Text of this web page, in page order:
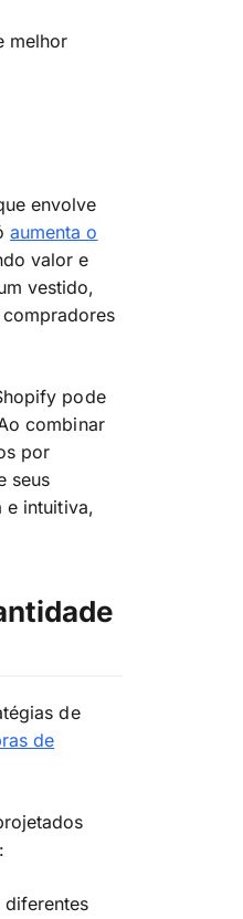
melhor
envolve
aumenta o
valor e
vestido,
pode
combinar
por
seus
e intuitiva,
de
de